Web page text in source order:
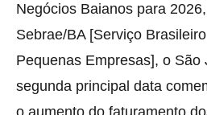
Negócios Baianos para
Sebrae/BA [Serviço
Pequenas Empresas], o São
segunda principal data